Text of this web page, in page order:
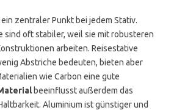
zentraler Punkt bei jedem Stativ.
sind oft stabiler, weil sie mit robusteren
arbeiten. Reisestative
Abstriche bedeuten, bieten aber
wie Carbon eine gute
beeinflusst außerdem das
Aluminium ist günstiger und